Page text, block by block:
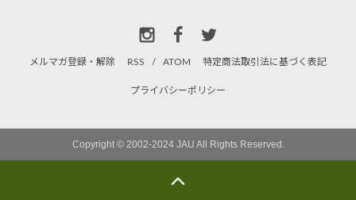
メルマガ登録・解除 RSS / ATOM 特定商法取引法に基づく表記
プライバシーポリシー
Copyright © 2002-2024 JAU All Rights Reserved.